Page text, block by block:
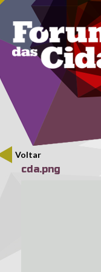
principal
Menu secundário
Voltar
cda.png